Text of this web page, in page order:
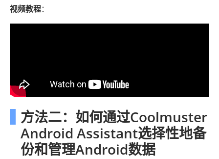
视频教程：
方法二：如何通过Coolmuster
Android Assistant选择性地备
份和管理Android数据